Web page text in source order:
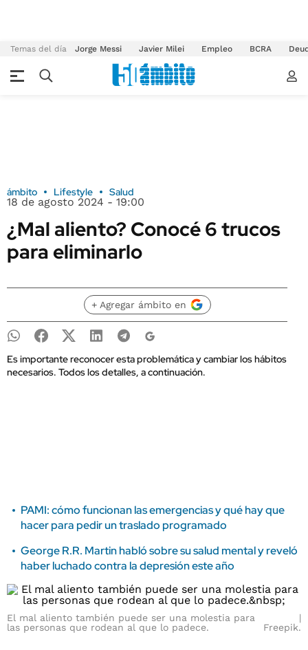
Temas del día Jorge Messi Javier Milei Empleo BCRA
ámbito Lifestyle Salud
18 de agosto 2024 - 19:00
¿Mal aliento? Conocé 6 trucos
para eliminarlo
+ Agregar ámbito en
Es importante reconocer esta problemática y cambiar los hábitos
necesarios. Todos los detalles, a continuación.
PAMI: cómo funcionan las emergencias y qué hay que
hacer para pedir un traslado programado
George R.R. Martin habló sobre su salud mental y reveló
haber luchado contra la depresión este año
El mal aliento también puede ser una molestia para
las personas que rodean al que lo padece.
Freepik.